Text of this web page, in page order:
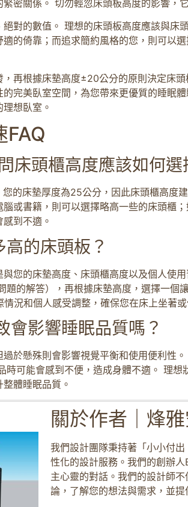
密關係。 切勿輕忽床頭板高度的影響，
對的數值。 理想的床頭板高度應該與
的倚靠；而追求簡約風格的您，則可以
再根據床墊高度±20公分的原則決定床
完美臥室空間，為您帶來更優質的睡眠
想臥室。
FAQ
床頭櫃高度應該如何選
的床墊厚度為25公分，因此床頭櫃高度
或書籍，則可以選擇略高一些的床頭櫃
到不適。
的床頭板？
您的床墊高度、床頭櫃高度以及個人使
的解答），再根據床墊高度，選擇一
況和個人感受調整，確保您在床上坐著
會影響睡眠品質嗎？
於懸殊則會影響視覺平衡和使用便利性
可能會感到不便，造成身體不適。 理
體睡眠品質。
關於作者｜烽
我們設計團隊秉持著「小小付
性化的設計服務。我們的創辦
主心靈的對話。我們的設計師
論，了解您的想法與需求，並